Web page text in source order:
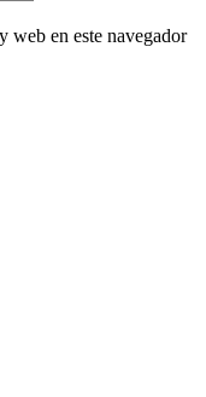
web en este navegador